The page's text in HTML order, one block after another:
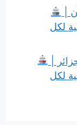
|
لكل
|
لكل